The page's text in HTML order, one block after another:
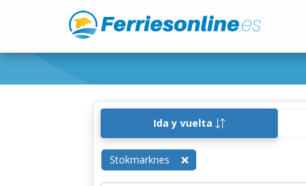
Ida y vuelta
Stokmarknes